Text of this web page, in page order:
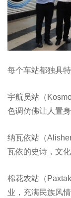
每个车站都独具特
宇航员站（
色调仿佛让人置
纳瓦依站（
瓦依的史诗，文
棉花农站（
业，充满民族风